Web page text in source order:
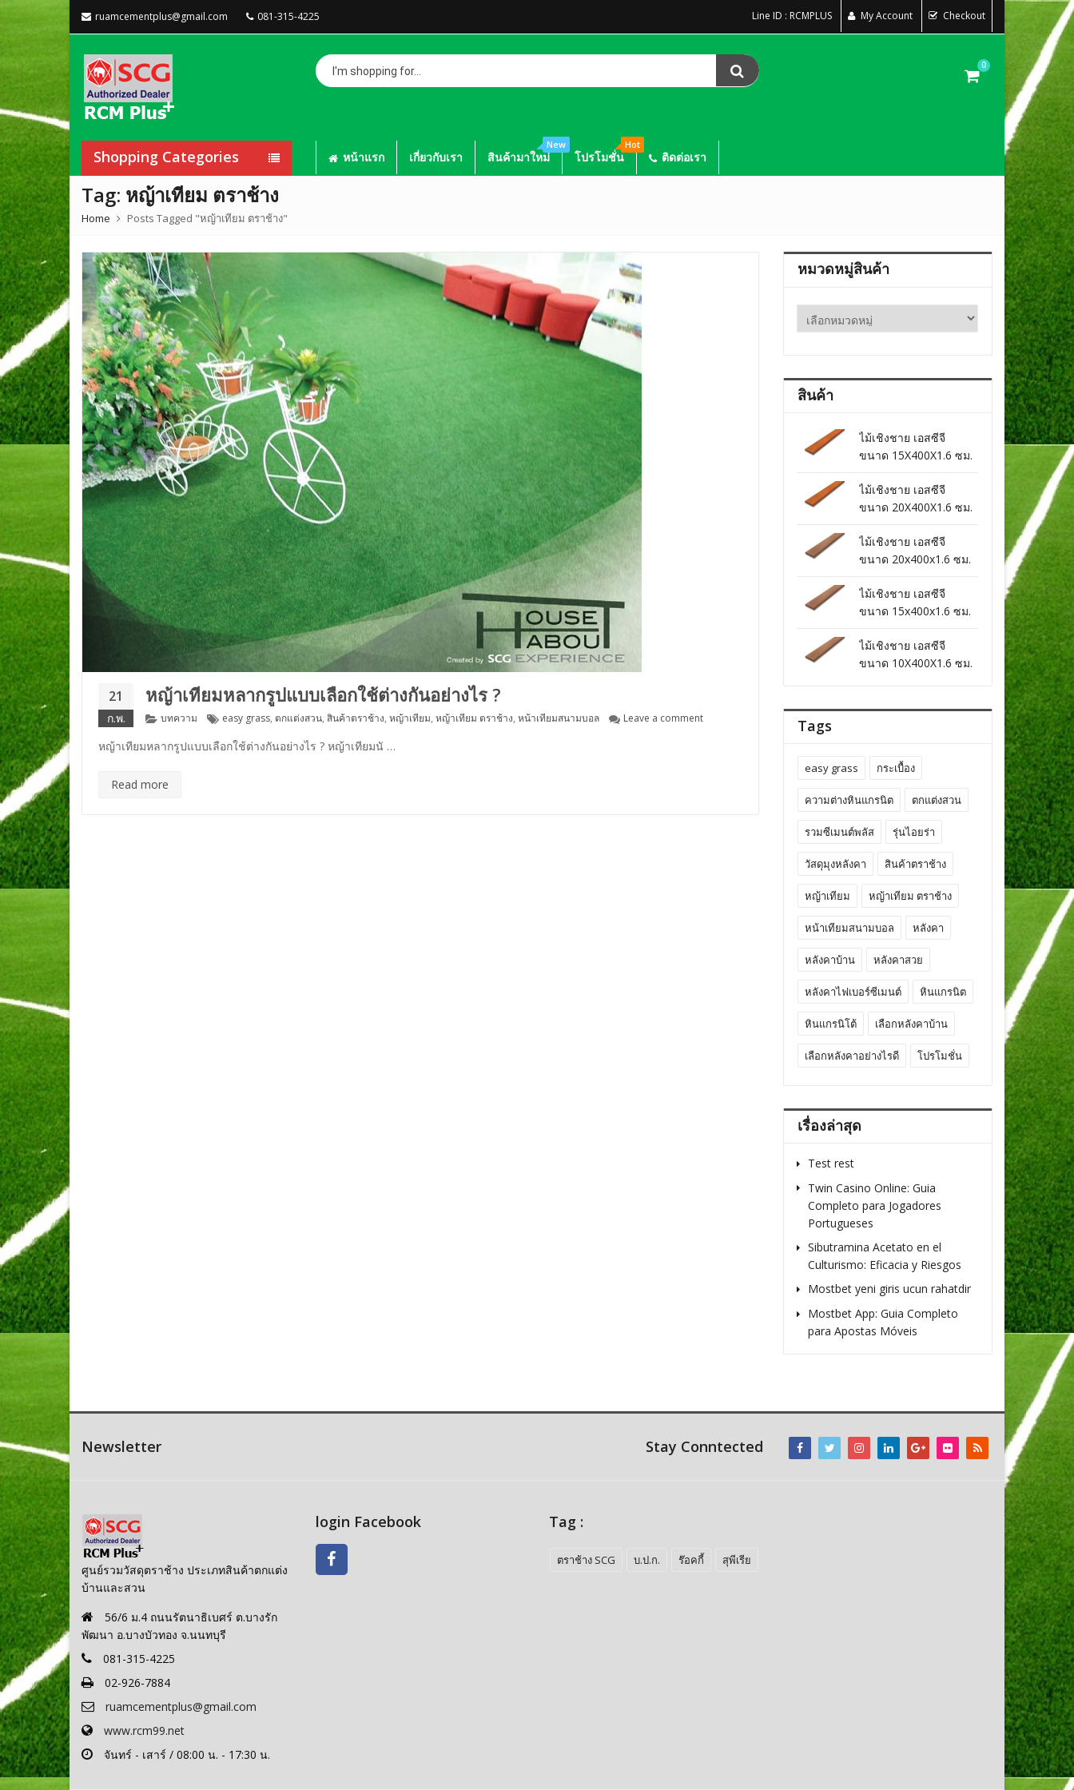
ruamcementplus@gmail.com 081-315-4225 Line ID : RCMPLUS My Account Checkout
I'm
shopping
0
Shopping Categories หน้าแรก เกี่ยวกับเรา สินค้ามาใหม่
New
โปรโมชั่น
Hot
ติดต่อเรา
Tag: หญ้าเทียม ตราช้าง
Home Posts Tagged "หญ้าเทียม ตราช้าง"
21
ก.พ.
หญ้าเทียมหลากรูปแบบเลือกใช้ต่างกันอย่างไร ?
Categories
บทความ Tags
easy grass, ตกแต่งสวน, สินค้าตราช้าง, หญ้าเทียม, หญ้าเทียม ตราช้าง, หน้าเทียมสนามบอล Leave a commenton หญ้าเทียมหลากรูปแบบเลือกใช้ต่างกันอย่างไร ?
หญ้าเทียมหลากรูปแบบเลือกใช้ต่างกันอย่างไร ? หญ้าเทียมนั …
Read more
หมวดหมู่สินค้า
สินค้า
ไม้เชิงชาย เอสซีจี
ขนาด 15X400X1.6 ซม.
ไม้เชิงชาย เอสซีจี
ขนาด 20X400X1.6 ซม.
ไม้เชิงชาย เอสซีจี
ขนาด 20x400x1.6 ซม.
ไม้เชิงชาย เอสซีจี
ขนาด 15x400x1.6 ซม.
ไม้เชิงชาย เอสซีจี
ขนาด 10X400X1.6 ซม.
Tags
easy grass กระเบื้อง
ความต่างหินแกรนิต ตกแต่งสวน
รวมซีเมนต์พลัส รุ่นไอยร่า
วัสดุมุงหลังคา สินค้าตราช้าง
หญ้าเทียม หญ้าเทียม ตราช้าง
หน้าเทียมสนามบอล หลังคา
หลังคาบ้าน หลังคาสวย
หลังคาไฟเบอร์ซีเมนต์ หินแกรนิต
หินแกรนิโต้ เลือกหลังคาบ้าน
เลือกหลังคาอย่างไรดี โปรโมชั่น
เรื่องล่าสุด
Test rest
Twin Casino Online: Guia
Completo para Jogadores
Portugueses
Sibutramina Acetato en el
Culturismo: Eficacia y Riesgos
Mostbet yeni giris ucun rahatdir
Mostbet App: Guia Completo
para Apostas Móveis
Newsletter Stay Conntected
ศูนย์รวมวัสดุตราช้าง ประเภทสินค้าตกแต่ง
บ้านและสวน
56/6 ม.4 ถนนรัตนาธิเบศร์ ต.บางรัก
พัฒนา อ.บางบัวทอง จ.นนทบุรี
081-315-4225
02-926-7884
ruamcementplus@gmail.com
www.rcm99.net
จันทร์ - เสาร์ / 08:00 น. - 17:30 น.
login Facebook Tag :
ตราช้าง SCG บ.ป.ก. ร๊อคกี้ สุพีเรีย